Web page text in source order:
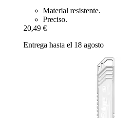
Material resistente.
Preciso.
20,49 €
Entrega hasta el 18 agosto